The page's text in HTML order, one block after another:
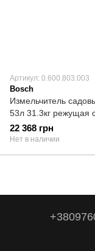
Артикул: 0.600.803.003
Bosch
Измельчитель
53л 31.3кг режущая
22 368 грн
Нет в наличии